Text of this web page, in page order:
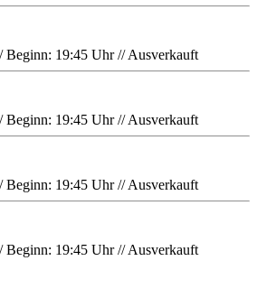
Beginn: 19:45 Uhr // Ausverkauft
Beginn: 19:45 Uhr // Ausverkauft
Beginn: 19:45 Uhr // Ausverkauft
Beginn: 19:45 Uhr // Ausverkauft